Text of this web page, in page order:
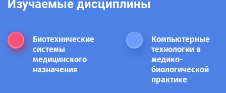
Изучаемые дисциплины
Биотехнические
системы
медицинского
назначения
Компьютерные
технологии в
медико-
биологической
практике